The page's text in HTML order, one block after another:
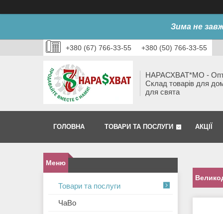
Зима не
+380 (67) 766-33-55 +380 (50) 766-33-55
НАРАСХВАТ*МО -
Склад товарів для
для свята
ГОЛОВНА ТОВАРИ ТА ПОСЛУГИ АКЦІЇ
Товари та послуги
ЧаВо